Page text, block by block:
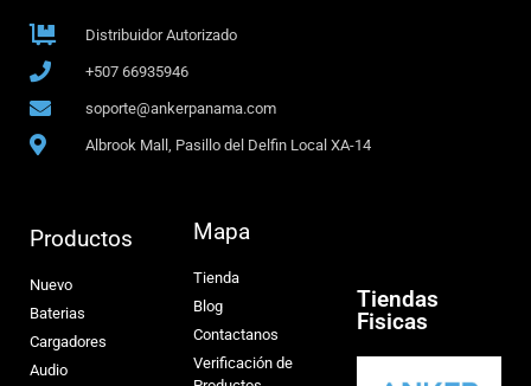
Distribuidor Autorizado
+507 66935946
soporte@ankerpanama.com
Albrook Mall, Pasillo del Delfin Local XA-14
Productos
Nuevo
Baterias
Cargadores
Audio
Mapa
Tienda
Blog
Contactanos
Verificación de
Tiendas
Fisicas